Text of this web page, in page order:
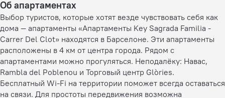
Об апартаментах
Выбор туристов, которые хотят везде чувствовать себя как
дома — апартаменты «Апартаменты Key Sagrada Familia -
Carrer Del Clot» находятся в Барселоне. Эти апартаменты
расположены в 4 км от центра города. Рядом с
апартаментами можно прогуляться. Неподалёку: Навас,
Rambla del Poblenou и Торговый центр Glòries.
Бесплатный Wi-Fi на территории поможет всегда оставаться
на связи. Для простоты передвижения возможна